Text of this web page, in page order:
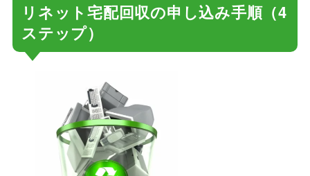
リネット宅配回収の申し込み手順（4
ステップ）